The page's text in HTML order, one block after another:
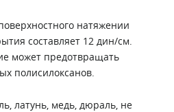
натяжении
составляет 12 дин/см.
может предотвращать
полисилоксанов.
латунь, медь, дюраль, не